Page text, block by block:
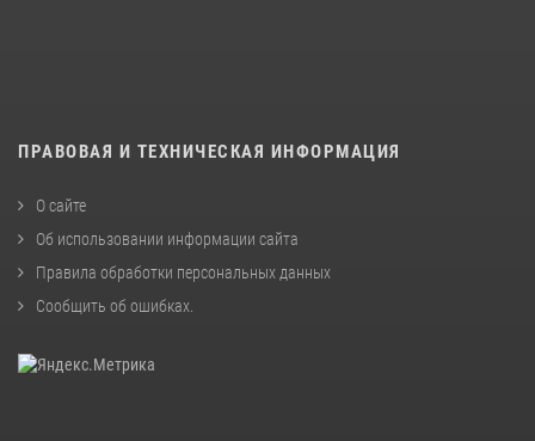
ПРАВОВАЯ И ТЕХНИЧЕСКАЯ ИНФОРМАЦИЯ
О сайте
Об использовании информации сайта
Правила обработки персональных данных
Сообщить об ошибках